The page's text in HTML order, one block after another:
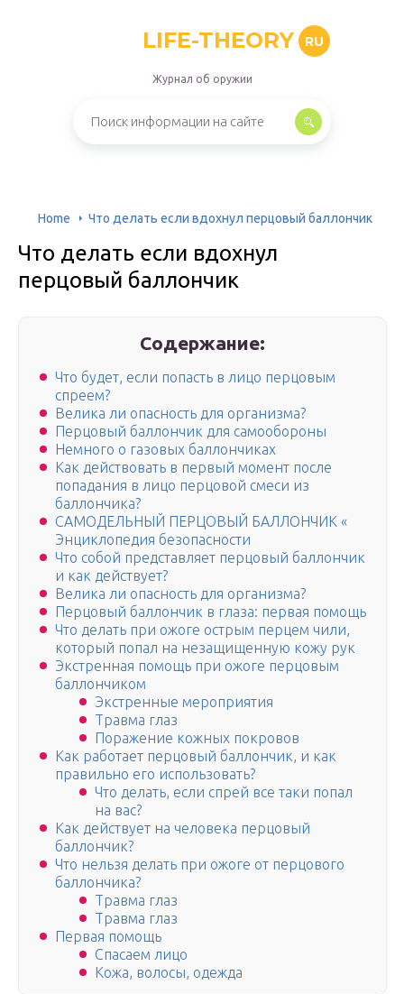
LIFE-THEORY RU
Журнал об оружии
Home Что делать если вдохнул перцовый баллончик
Что делать если вдохнул
перцовый баллончик
Содержание:
Что будет, если попасть в лицо перцовым
спреем?
Велика ли опасность для организма?
Перцовый баллончик для самообороны
Немного о газовых баллончиках
Как действовать в первый момент после
попадания в лицо перцовой смеси из
баллончика?
САМОДЕЛЬНЫЙ ПЕРЦОВЫЙ БАЛЛОНЧИК «
Энциклопедия безопасности
Что собой представляет перцовый баллончик
и как действует?
Велика ли опасность для организма?
Перцовый баллончик в глаза: первая помощь
Что делать при ожоге острым перцем чили,
который попал на незащищенную кожу рук
Экстренная помощь при ожоге перцовым
баллончиком
Экстренные мероприятия
Травма глаз
Поражение кожных покровов
Как работает перцовый баллончик, и как
правильно его использовать?
Что делать, если спрей все таки попал
на вас?
Как действует на человека перцовый
баллончик?
Что нельзя делать при ожоге от перцового
баллончика?
Травма глаз
Травма глаз
Первая помощь
Спасаем лицо
Кожа, волосы, одежда